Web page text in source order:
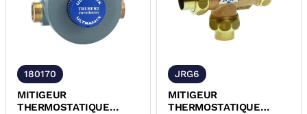
180170
MITIGEUR
THERMOSTATIQUE
JRG6
MITIGEUR
THERMOSTATIQUE